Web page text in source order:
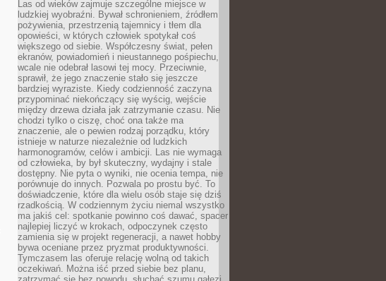
Las od wieków zajmuje szczególne miejsce w
ludzkiej wyobraźni. Bywał schronieniem, źródłem
pożywienia, przestrzenią tajemnicy i tłem dla
opowieści, w których człowiek spotykał coś
większego od siebie. Współczesny świat, pełen
ekranów, powiadomień i nieustannego pośpiechu,
wcale nie odebrał lasowi tej mocy. Przeciwnie,
sprawił, że jego znaczenie stało się jeszcze
bardziej wyraziste. Kiedy codzienność zaczyna
przypominać niekończący się wyścig, wejście
między drzewa działa jak zatrzymanie czasu. Nie
chodzi tylko o ciszę, choć ona także ma
znaczenie, ale o pewien rodzaj porządku, który
istnieje w naturze niezależnie od ludzkich
harmonogramów, celów i ambicji. Las nie wymaga
od człowieka, by był skuteczny, wydajny i stale
dostępny. Nie pyta o wyniki, nie ocenia tempa, nie
porównuje do innych. Pozwala po prostu być. To
doświadczenie, które dla wielu osób staje się dziś
rzadkością. W codziennym życiu niemal wszystko
ma jakiś cel: spotkanie powinno coś dawać, spacer
najlepiej liczyć w krokach, odpoczynek często
zamienia się w projekt regeneracji, a nawet hobby
bywa oceniane przez pryzmat produktywności.
Tymczasem las oferuje relację wolną od takich
oczekiwań. Można iść przed siebie bez planu,